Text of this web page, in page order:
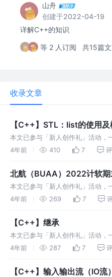
山舟
创建于2022-04-19
详解C++的知识
等 2 人订阅 共15篇
收录文章
【C++】STL：list的使用
本文已参与「新人创作礼」活动，
介绍 list是可以在常数范围内在任
4年前 410 7
北航（BUAA）2022计软
本文已参与「新人创作礼」活动，
这篇文章只是为了帮助大家应付考
以看我
4年前 269 7
【C++】继承
本文已参与「新人创作礼」活动，
继承 1.概念 继承(inheritance)机制
4年前 287 7
【C++】输入输出流（IO流）